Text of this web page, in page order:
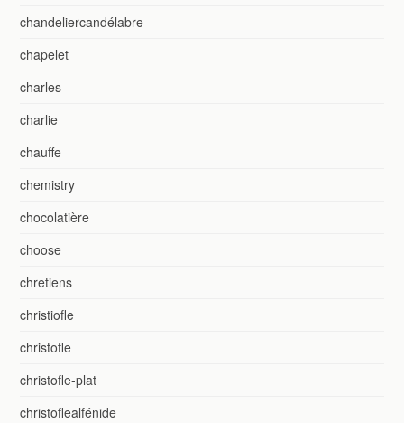
chandeliercandélabre
chapelet
charles
charlie
chauffe
chemistry
chocolatière
choose
chretiens
christiofle
christofle
christofle-plat
christoflealfénide